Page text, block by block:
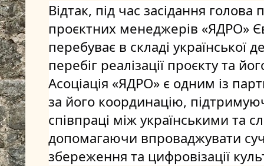
Відтак, під час засідання голова
проєктних менеджерів «ЯДРО»
перебуває в складі української
перебіг реалізації проєкту та
Асоціація «ЯДРО» є одним із
за його координацію,
співпраці між українськими та
допомагаючи впроваджувати
збереження та цифровізації